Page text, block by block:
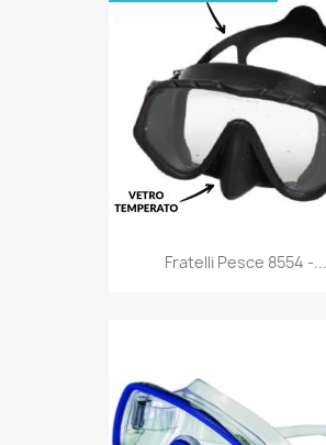
Anteprima
Fratelli Pesce 8554 -...